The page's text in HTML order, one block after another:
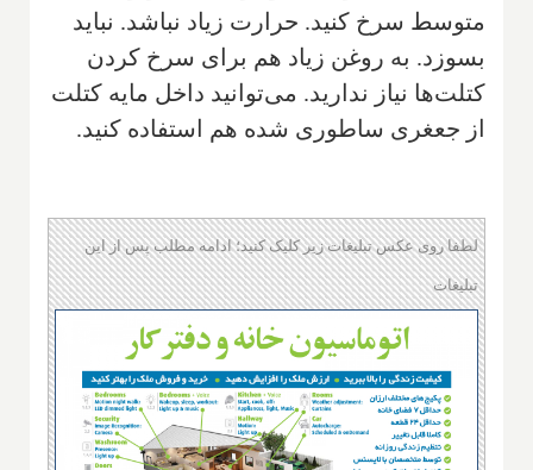
متوسط سرخ کنید. حرارت زیاد نباشد. نباید
بسوزد. به روغن زیاد هم برای سرخ کردن
کتلت‌ها نیاز ندارید. می‌توانید داخل مایه کتلت
از جعغری ساطوری شده هم استفاده کنید.
لطفا روی عکس تبلیغات زیر کلیک کنید؛ ادامه مطلب پس از این
تبلیغات